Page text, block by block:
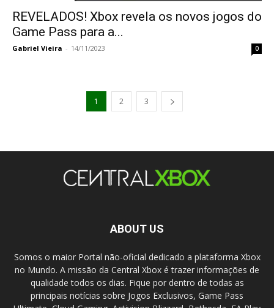
REVELADOS! Xbox revela os novos jogos do
Game Pass para a...
Gabriel Vieira - 14/11/2023 0
1 2 3
ABOUT US
Somos o maior Portal não-oficial dedicado a plataforma Xbox
no Mundo. A missão da Central Xbox é trazer informações de
qualidade todos os dias. Fique por dentro de todas as
principais notícias sobre Jogos Exclusivos, Game Pass